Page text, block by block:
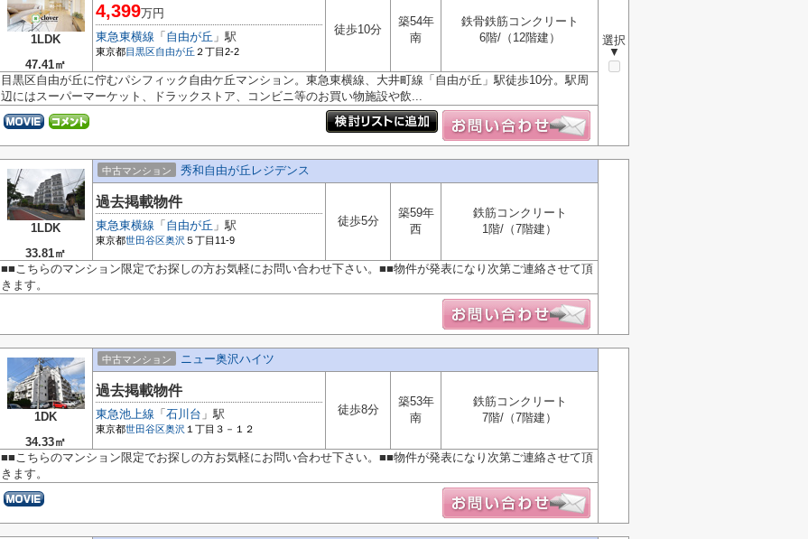
1LDK
47.41㎡
選択
▼
4,399万円
東急東横線 「 自由が丘 」駅
東京都目黒区 自由が丘 ２丁目2-2
徒歩10分
築54年
南
鉄骨鉄筋コンクリート
6階/（12階建）
目黒区自由が丘に佇むパシフィック自由ケ丘マンション。東急東横線、大井町線「自由が丘」駅徒歩10分。駅周
辺にはスーパーマーケット、ドラックストア、コンビニ等のお買い物施設や飲...
1LDK
33.81㎡
中古マンション 秀和自由が丘レジデンス
過去掲載物件
東急東横線 「 自由が丘 」駅
東京都世田谷区奥沢 ５丁目11-9
徒歩5分
築59年
西
鉄筋コンクリート
1階/（7階建）
■■こちらのマンション限定でお探しの方お気軽にお問い合わせ下さい。■■物件が発表になり次第ご連絡させて頂
きます。
1DK
34.33㎡
中古マンション ニュー奥沢ハイツ
過去掲載物件
東急池上線 「 石川台 」駅
東京都世田谷区奥沢 １丁目３－１２
徒歩8分
築53年
南
鉄筋コンクリート
7階/（7階建）
■■こちらのマンション限定でお探しの方お気軽にお問い合わせ下さい。■■物件が発表になり次第ご連絡させて頂
きます。